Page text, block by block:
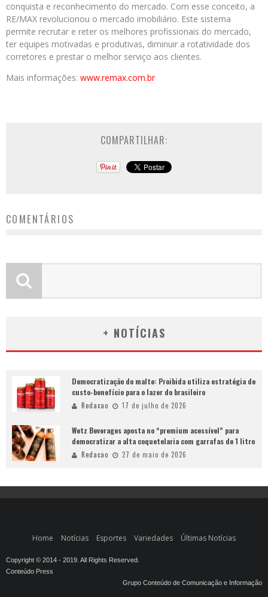
conquista e reconhecimento do mercado. Com esse conceito, a
RE/MAX revolucionou o mercado imobiliário. Este sistema
permite recrutar e reter os melhores profissionais do mercado,
ter equipes motivadas e produtivas, diminuir a rotatividade dos
corretores e prestar o melhor serviço aos clientes.
Mais informações: www.remax.com.br
COMPARTILHAR:
COMENTÁRIOS
+ NOTÍCIAS
Democratização do malte: Proibida utiliza estratégia de
custo-benefício para o lazer do brasileiro
Redacao 17 de julho de 2026
Wetz Beverages aposta no “premium acessível” para
democratizar a alta coquetelaria com garrafas de 1 litro
Redacao 27 de maio de 2026
Home Notícias Esportes Variedades Últimas Notícias
Copyright © 2014 - 2019. All Rights Reserved.
Conteúdo Press
Grupo Conteúdo de Comunicação e Informação